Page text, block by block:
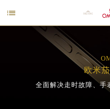

欧米茄
全面解决走时故障、手